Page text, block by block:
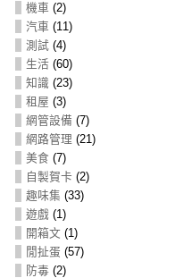
機車(2)
汽車(11)
測試(4)
生活(60)
知識 (23)
租屋 (3)
網管設備 (7)
網路管理 (21)
美食 (7)
自製賀卡 (2)
趣味集 (33)
遊戲(1)
開箱文(1)
閒扯蛋 (57)
防毒(2)